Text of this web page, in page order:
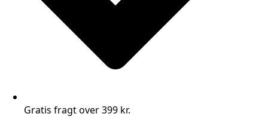
Gratis fragt over 399 kr.